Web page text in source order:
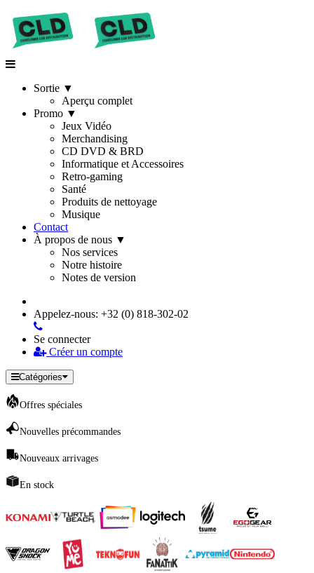
Sortie ▼
Aperçu complet
Promo ▼
Jeux Vidéo
Merchandising
CD DVD & BRD
Informatique et Accessoires
Retro-gaming
Santé
Produits de nettoyage
Musique
Contact
À propos de nous ▼
Nos services
Notre histoire
Notes de version
Appelez-nous: +32 (0) 818-302-02
Se connecter
Créer un compte
Catégories
Offres spéciales
Nouvelles précommandes
Nouveaux arrivages
En stock